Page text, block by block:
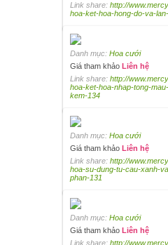
Link share: http://
hoa-ket-hoa-hong-do-va-
Danh mục: Hoa cưới
Giá tham khảo Liên hệ
Link share: http://
hoa-ket-hoa-nhap-tong-
kem-134
Danh mục: Hoa cưới
Giá tham khảo Liên hệ
Link share: http://
hoa-su-dung-tu-cau-xanh-
phan-131
Danh mục: Hoa cưới
Giá tham khảo Liên hệ
Link share: http://